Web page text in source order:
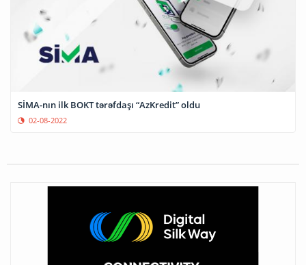
SİMA-nın ilk BOKT tərəfdaşı “AzKredit” oldu
02-08-2022